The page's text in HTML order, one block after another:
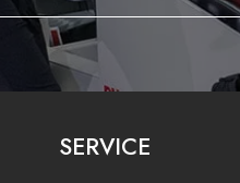
SERVICE